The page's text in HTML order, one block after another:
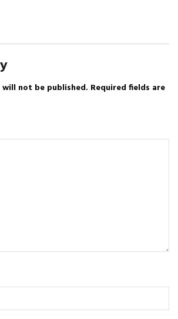
not be published. Required fields are